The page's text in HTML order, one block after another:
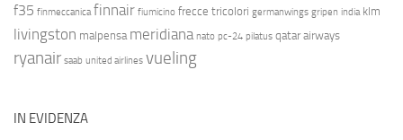
f35 finmeccanica finnair fiumicino frecce tricolori germanwings gripen india klm
livingston malpensa meridiana nato pc-24 pilatus qatar airways
ryanair saab united airlines vueling
IN EVIDENZA